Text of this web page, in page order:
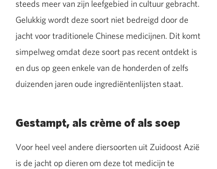
steeds meer van zijn leefgebied in cultuur gebracht.
Gelukkig wordt deze soort niet bedreigd door de
jacht voor traditionele Chinese medicijnen. Dit komt
simpelweg omdat deze soort pas recent ontdekt is
en dus op geen enkele van de honderden of zelfs
duizenden jaren oude ingrediëntenlijsten staat.
Gestampt, als crème of als soep
Voor heel veel andere diersoorten uit Zuidoost Azië
is de jacht op dieren om deze tot medicijn te